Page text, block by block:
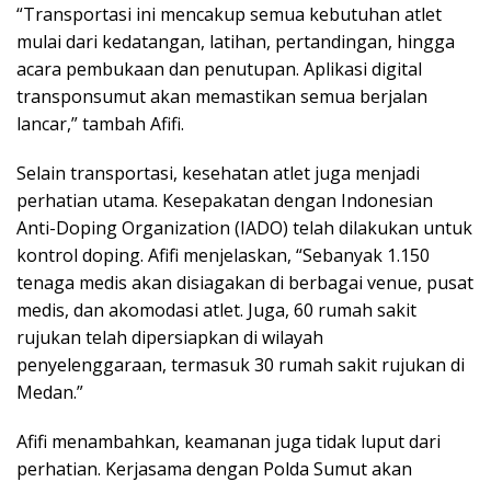
“Transportasi ini mencakup semua kebutuhan atlet
mulai dari kedatangan, latihan, pertandingan, hingga
acara pembukaan dan penutupan. Aplikasi digital
transponsumut akan memastikan semua berjalan
lancar,” tambah Afifi.
Selain transportasi, kesehatan atlet juga menjadi
perhatian utama. Kesepakatan dengan Indonesian
Anti-Doping Organization (IADO) telah dilakukan untuk
kontrol doping. Afifi menjelaskan, “Sebanyak 1.150
tenaga medis akan disiagakan di berbagai venue, pusat
medis, dan akomodasi atlet. Juga, 60 rumah sakit
rujukan telah dipersiapkan di wilayah
penyelenggaraan, termasuk 30 rumah sakit rujukan di
Medan.”
Afifi menambahkan, keamanan juga tidak luput dari
perhatian. Kerjasama dengan Polda Sumut akan